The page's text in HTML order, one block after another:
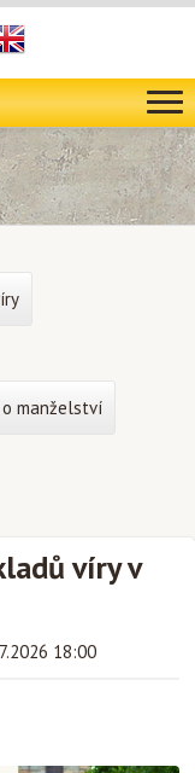
víry v
18:00
o manželství